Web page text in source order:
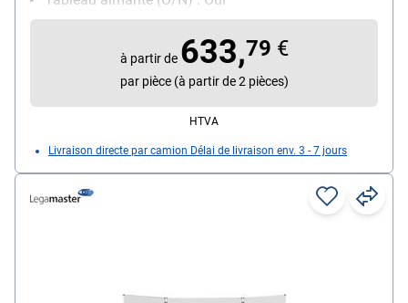
Avec porte-marqueurs : Non
à partir de 633,79 €
par pièce (à partir de 2 pièces)
HTVA
Livraison directe par camion Délai de livraison env. 3 - 7 jours